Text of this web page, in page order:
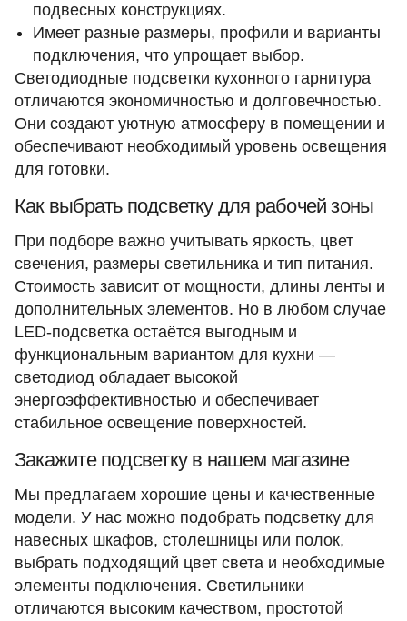
подвесных конструкциях.
Имеет разные размеры, профили и варианты
подключения, что упрощает выбор.
Светодиодные подсветки кухонного гарнитура
отличаются экономичностью и долговечностью.
Они создают уютную атмосферу в помещении и
обеспечивают необходимый уровень освещения
для готовки.
Как выбрать подсветку для рабочей зоны
При подборе важно учитывать яркость, цвет
свечения, размеры светильника и тип питания.
Стоимость зависит от мощности, длины ленты и
дополнительных элементов. Но в любом случае
LED-подсветка остаётся выгодным и
функциональным вариантом для кухни —
светодиод обладает высокой
энергоэффективностью и обеспечивает
стабильное освещение поверхностей.
Закажите подсветку в нашем магазине
Мы предлагаем хорошие цены и качественные
модели. У нас можно подобрать подсветку для
навесных шкафов, столешницы или полок,
выбрать подходящий цвет света и необходимые
элементы подключения. Светильники
отличаются высоким качеством, простотой